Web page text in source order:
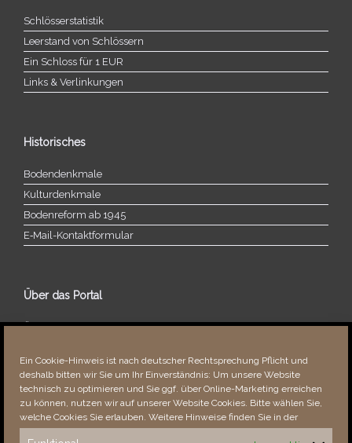
Ein Cookie-Hinweis ist nach deutscher Rechtsprechung Pflicht und
deshalb bitten wir Sie um Ihr Einverständnis: Um unsere Website
technisch zu optimieren und Sie ggf. über Online-Marketing erreichen
zu können, nutzen wir auf unserer Website Cookies. Bitte wählen Sie,
welche Cookies Sie erlauben. Weitere Hinweise finden Sie in der
Schlösserstatistik
Leerstand von Schlössern
Ein Schloss für 1 EUR
Links & Verlinkungen
Historisches
Bodendenkmale
Kulturdenkmale
Bodenreform ab 1945
E‑Mail-​​Kontaktformular
Über das Portal
Über dieses Portal
Fehler bemerkt?